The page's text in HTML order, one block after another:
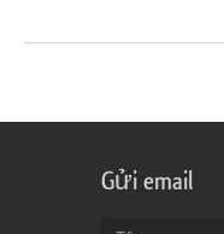
Gửi email